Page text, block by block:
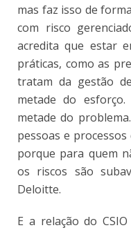
mas faz isso de
com risco
acredita que estar
práticas, como as
tratam da gestão
metade do
metade do
pessoas e
porque para quem
os riscos são
Deloitte.
E a relação do